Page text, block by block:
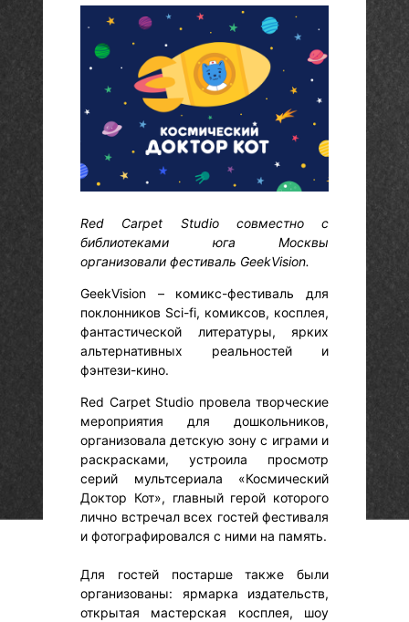
Red Carpet Studio совместно с
библиотеками юга Москвы
организовали фестиваль GeekVision.
GeekVision – комикс-фестиваль для
поклонников Sci-fi, комиксов, косплея,
фантастической литературы, ярких
альтернативных реальностей и
фэнтези-кино.
Red Carpet Studio провела творческие
мероприятия для дошкольников,
организовала детскую зону с играми и
раскрасками, устроила просмотр
серий мультсериала «Космический
Доктор Кот», главный герой которого
лично встречал всех гостей фестиваля
и фотографировался с ними на память.
Для гостей постарше также были
организованы: ярмарка издательств,
открытая мастерская косплея, шоу